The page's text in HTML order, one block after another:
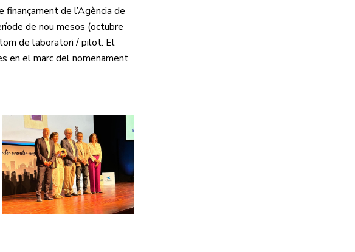
de l’Agència de
de nou mesos (octubre
de laboratori / pilot. El
en el marc del nomenament